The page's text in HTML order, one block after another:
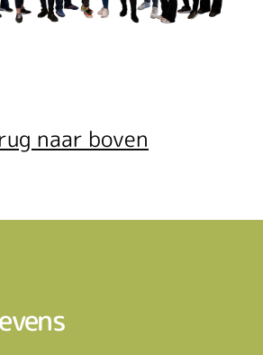
naar boven